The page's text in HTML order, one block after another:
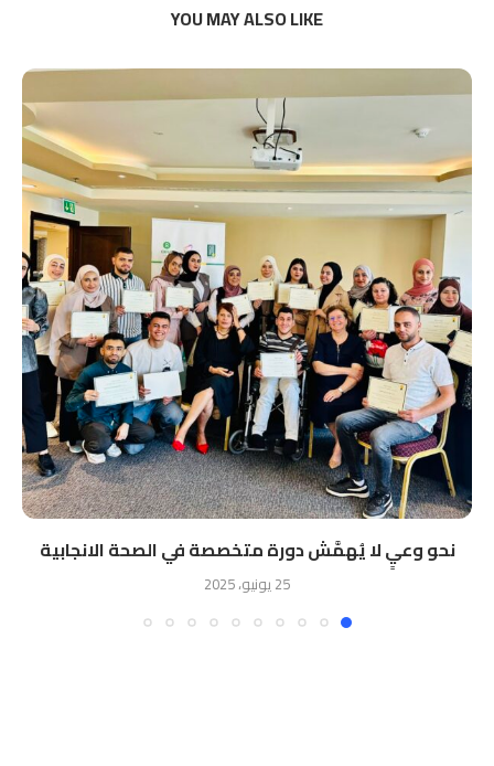
YOU MAY ALSO LIKE
نحو وعيٍ لا يُهمَّش دورة متخصصة في الصحة الانجابية
25 يونيو، 2025